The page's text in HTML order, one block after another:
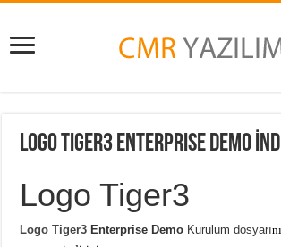
Logo Tiger3 Enterprise Demo
Logo Tiger3
Logo Tiger3 Enterprise Demo Kurulum dosyarı